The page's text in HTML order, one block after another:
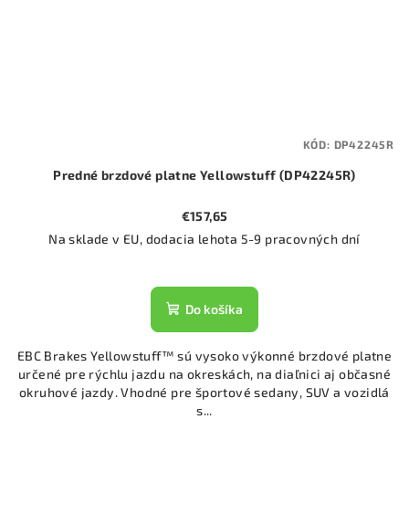
Predné brzdové platne Yellowstuff (DP42245R)
€157,65
Na sklade v EU, dodacia lehota 5-9 pracovných dní
Do košíka
EBC Brakes Yellowstuff™ sú vysoko výkonné brzdové platne
určené pre rýchlu jazdu na okreskách, na diaľnici aj občasné
okruhové jazdy. Vhodné pre športové sedany, SUV a vozidlá
s...
KÓD: DP42245R